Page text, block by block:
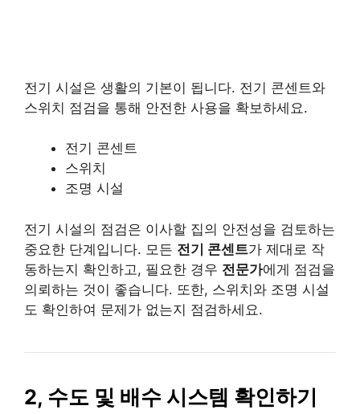
전기 시설은 생활의 기본이 됩니다. 전기 콘센트와
스위치 점검을 통해 안전한 사용을 확보하세요.
전기 콘센트
스위치
조명 시설
전기 시설의 점검은 이사할 집의 안전성을 검토하는
중요한 단계입니다. 모든 전기 콘센트가 제대로 작
동하는지 확인하고, 필요한 경우 전문가에게 점검을
의뢰하는 것이 좋습니다. 또한, 스위치와 조명 시설
도 확인하여 문제가 없는지 점검하세요.
2, 수도 및 배수 시스템 확인하기